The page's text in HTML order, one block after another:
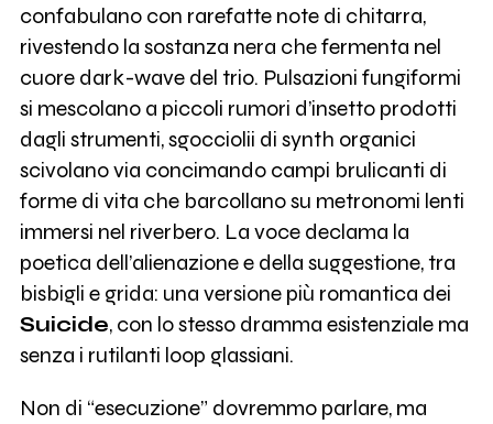
confabulano con rarefatte note di chitarra,
rivestendo la sostanza nera che fermenta nel
cuore dark-wave del trio. Pulsazioni fungiformi
si mescolano a piccoli rumori d’insetto prodotti
dagli strumenti, sgocciolii di synth organici
scivolano via concimando campi brulicanti di
forme di vita che barcollano su metronomi lenti
immersi nel riverbero. La voce declama la
poetica dell’alienazione e della suggestione, tra
bisbigli e grida: una versione più romantica dei
Suicide, con lo stesso dramma esistenziale ma
senza i rutilanti loop glassiani.
Non di “esecuzione” dovremmo parlare, ma